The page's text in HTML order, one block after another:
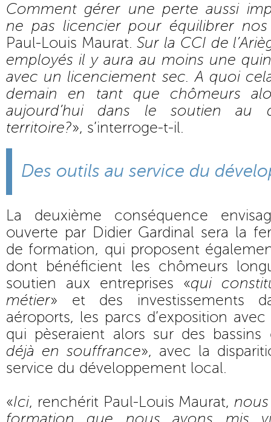
Comment gérer une perte aussi
ne pas licencier pour équilibrer
Paul-Louis Maurat.Sur la CCI de
employés il y aura au moins une
avec un licenciement sec. A quoi
demain en tant que chômeurs
aujourd’hui dans le soutien au
territoire?», s’interroge-t-il.
Des outils au service du
La deuxième conséquence
ouverte par Didier Gardinal sera la
de formation, qui proposent
dont bénéficient les chômeurs
soutien aux entreprises «qui
métier» et des investissements
aéroports, les parcs d’exposition
qui pèseraient alors sur des bassins
déjà en souffrance», avec la
service du développement local.
«Ici, renchérit Paul-Louis Maurat,